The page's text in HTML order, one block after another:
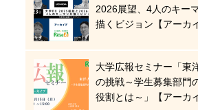
2026展望、4人のキー
描くビジョン【アーカ
大学広報セミナー「東
の挑戦～学生募集部門
役割とは～」【アーカ